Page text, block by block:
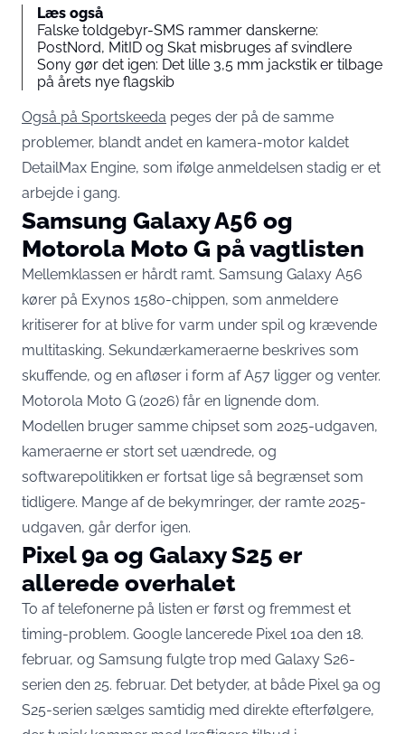
Læs også
Falske toldgebyr-SMS rammer danskerne:
PostNord, MitID og Skat misbruges af svindlere
Sony gør det igen: Det lille 3,5 mm jackstik er tilbage
på årets nye flagskib
Også på Sportskeeda peges der på de samme
problemer, blandt andet en kamera-motor kaldet
DetailMax Engine, som ifølge anmeldelsen stadig er et
arbejde i gang.
Samsung Galaxy A56 og
Motorola Moto G på vagtlisten
Mellemklassen er hårdt ramt. Samsung Galaxy A56
kører på Exynos 1580-chippen, som anmeldere
kritiserer for at blive for varm under spil og krævende
multitasking. Sekundærkameraerne beskrives som
skuffende, og en afløser i form af A57 ligger og venter.
Motorola Moto G (2026) får en lignende dom.
Modellen bruger samme chipset som 2025-udgaven,
kameraerne er stort set uændrede, og
softwarepolitikken er fortsat lige så begrænset som
tidligere. Mange af de bekymringer, der ramte 2025-
udgaven, går derfor igen.
Pixel 9a og Galaxy S25 er
allerede overhalet
To af telefonerne på listen er først og fremmest et
timing-problem. Google lancerede Pixel 10a den 18.
februar, og Samsung fulgte trop med Galaxy S26-
serien den 25. februar. Det betyder, at både Pixel 9a og
S25-serien sælges samtidig med direkte efterfølgere,